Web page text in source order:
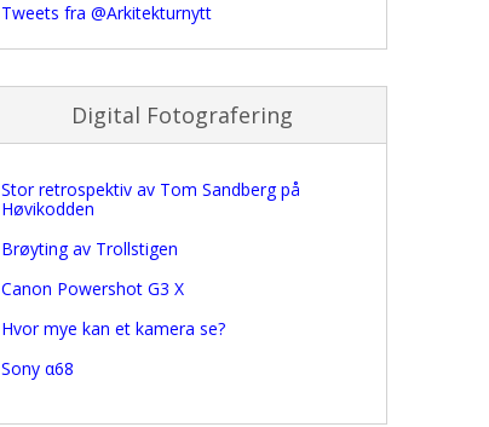
Tweets fra @Arkitekturnytt
Digital Fotografering
Stor retrospektiv av Tom Sandberg på
Høvikodden
Brøyting av Trollstigen
Canon Powershot G3 X
Hvor mye kan et kamera se?
Sony α68